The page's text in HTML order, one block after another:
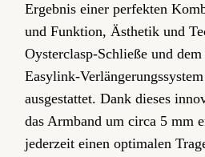
Ergebnis einer perfekten
und Funktion, Ästhetik und
Oysterclasp-Schließe und
Easylink-
ausgestattet. Dank dieses
das Armband um circa 5 mm
jederzeit einen optimalen